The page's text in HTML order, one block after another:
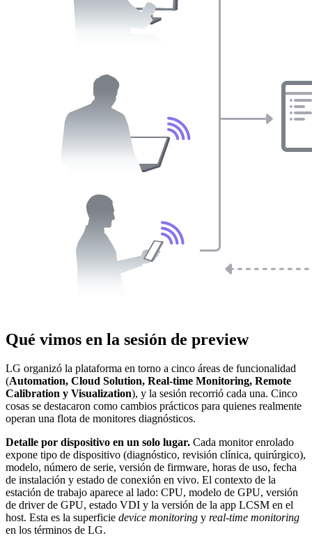
Qué vimos en la sesión de preview
LG organizó la plataforma en torno a cinco áreas de funcionalidad
(Automation, Cloud Solution, Real-time Monitoring, Remote
Calibration y Visualization), y la sesión recorrió cada una. Cinco
cosas se destacaron como cambios prácticos para quienes realmente
operan una flota de monitores diagnósticos.
Detalle por dispositivo en un solo lugar. Cada monitor enrolado
expone tipo de dispositivo (diagnóstico, revisión clínica, quirúrgico),
modelo, número de serie, versión de firmware, horas de uso, fecha
de instalación y estado de conexión en vivo. El contexto de la
estación de trabajo aparece al lado: CPU, modelo de GPU, versión
de driver de GPU, estado VDI y la versión de la app LCSM en el
host. Esta es la superficie device monitoring y real-time monitoring
en los términos de LG.